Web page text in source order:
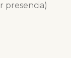
presencia)